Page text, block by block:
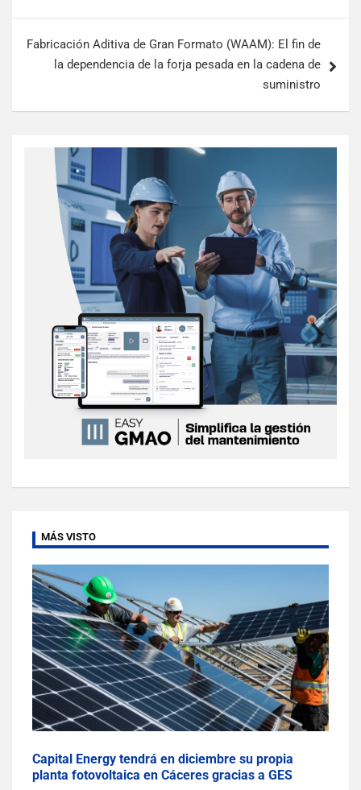
Fabricación Aditiva de Gran Formato (WAAM): El fin de
la dependencia de la forja pesada en la cadena de
suministro
MÁS VISTO
Capital Energy tendrá en diciembre su propia
planta fotovoltaica en Cáceres gracias a GES